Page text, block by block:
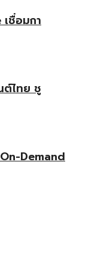
ชื่อมกา
ต์ไทย ชู
Demand